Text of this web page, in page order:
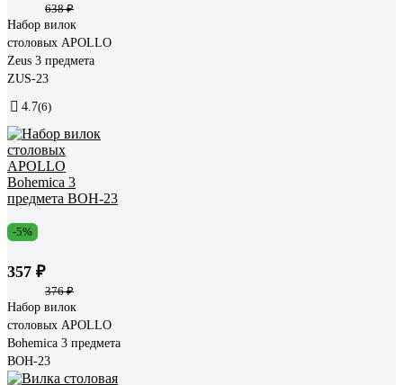
638 ₽
Набор вилок
столовых APOLLO
Zeus 3 предмета
ZUS-23
4.7(6)
-5%
357 ₽
376 ₽
Набор вилок
столовых APOLLO
Bohemica 3 предмета
BOH-23